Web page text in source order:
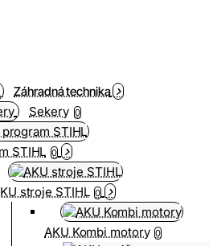
Záhradná technika
Sekery 0
STIHL 0
stroje STIHL 0
AKU Kombi motory 0